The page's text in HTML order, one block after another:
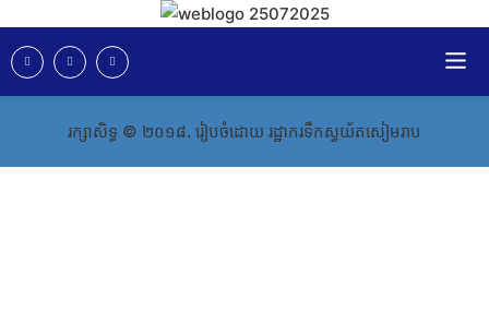
រក្សាសិទ្ធ​​​ ©​ ២០១៨​​​. រៀបចំដោយ រដ្ឋាករទឹកស្វយ័តសៀមរាប